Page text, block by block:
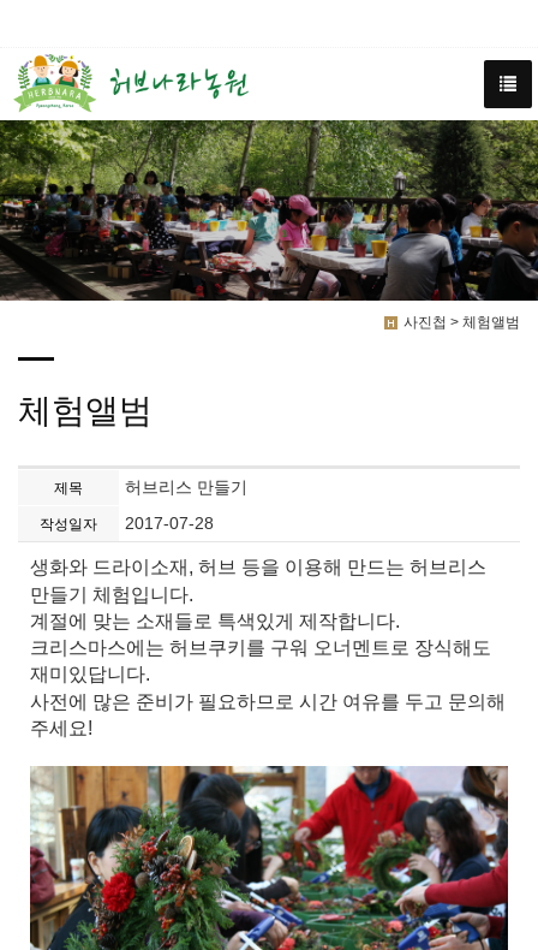
사진첩 > 체험앨범
체험앨범
제목 허브리스 만들기
작성일자 2017-07-28
생화와 드라이소재, 허브 등을 이용해 만드는 허브리스
만들기 체험입니다.
계절에 맞는 소재들로 특색있게 제작합니다.
크리스마스에는 허브쿠키를 구워 오너멘트로 장식해도
재미있답니다.
사전에 많은 준비가 필요하므로 시간 여유를 두고 문의해
주세요!